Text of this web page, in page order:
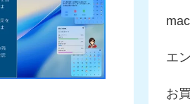
エ
お